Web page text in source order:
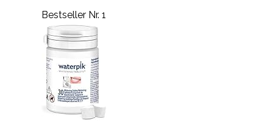
Bestseller Nr. 1